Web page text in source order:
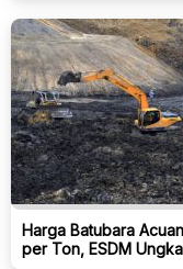
Harga Batubara
per Ton, ESDM